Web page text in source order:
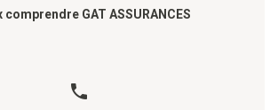
comprendre GAT ASSURANCES